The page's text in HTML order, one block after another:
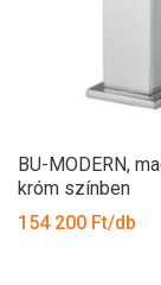
BU-MODERN,
króm színben
154 200 Ft/db